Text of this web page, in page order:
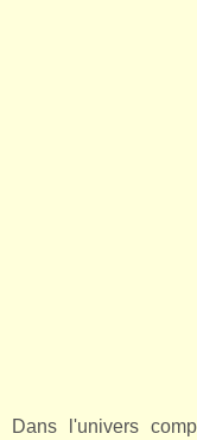
Dans l'univers